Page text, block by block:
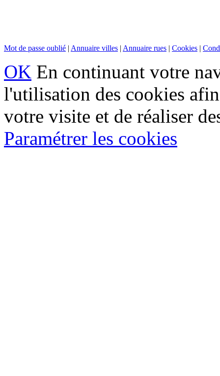
Mot de passe oublié | Annuaire villes | Annuaire rues | Cookies |
OK En continuant votre
l'utilisation des cookies
votre visite et de réaliser
Paramétrer les cookies